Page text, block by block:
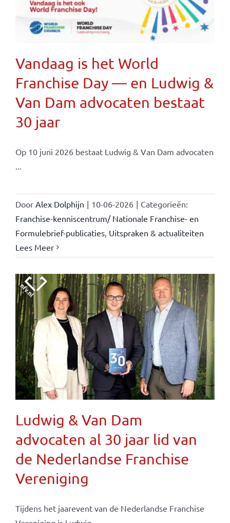
Vandaag is het World
Franchise Day — en Ludwig &
Van Dam advocaten bestaat
30 jaar
Op 10 juni 2026 bestaat Ludwig & Van Dam advocaten
...
Door Alex Dolphijn | 10-06-2026 | Categorieën:
Franchise-kenniscentrum/ Nationale Franchise- en
Formulebrief-publicaties, Uitspraken & actualiteiten
Lees Meer
Ludwig & Van Dam
advocaten al 30 jaar lid van
de Nederlandse Franchise
Vereniging
Tijdens het jaarevent van de Nederlandse Franchise